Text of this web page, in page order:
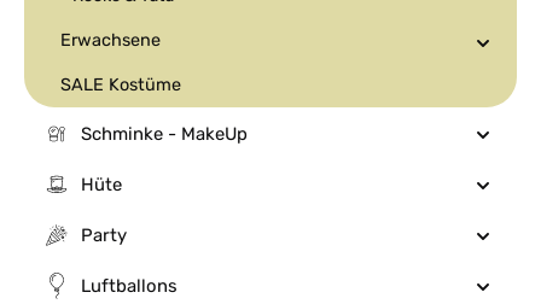
Erwachsene
SALE Kostüme
Schminke - MakeUp
Hüte
Party
Luftballons